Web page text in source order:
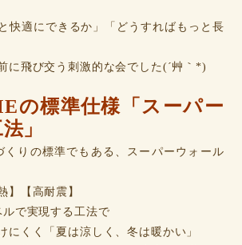
快適にできるか」「どうすればもっと長
に飛び交う刺激的な会でした(´艸｀*)
の標準仕様「スーパー
」
くりの標準でもある、スーパーウォール
】【高耐震】
で実現する工法で
にくく「夏は涼しく、冬は暖かい」